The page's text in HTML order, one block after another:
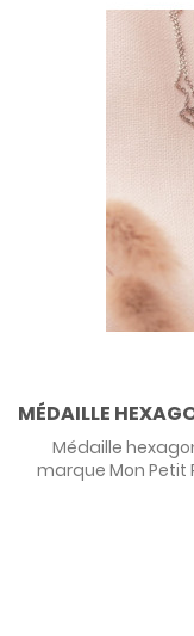
MÉDAILLE
Médaille
marque Mon Petit
une idée de